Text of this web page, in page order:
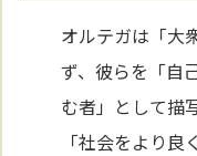
オルテガは「大
ず、彼らを「自
む者」として描
「社会をより